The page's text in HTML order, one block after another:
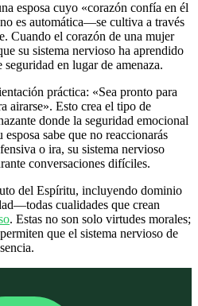
esposa cuyo «corazón confía en él
es automática—se cultiva a través
Cuando el corazón de una mujer
su sistema nervioso ha aprendido
seguridad en lugar de amenaza.
práctica: «Sea pronto para
airarse». Esto crea el tipo de
donde la seguridad emocional
sabe que no reaccionarás
o ira, su sistema nervioso
conversaciones difíciles.
del Espíritu, incluyendo dominio
cualidades que crean
. Estas no son solo virtudes morales;
que el sistema nervioso de